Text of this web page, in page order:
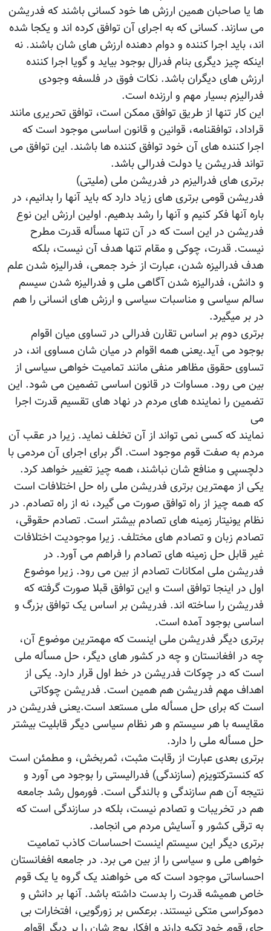
ها یا صاحبان همین ارزش ها خود کسانی باشند که فدریشن
می سازند. کسانی که به اجرای آن توافق کرده اند و یکجا شده
اند، باید اجرا کننده و دوام دهنده ارزش های شان باشند. نه
اینکه چیز دیگری بنام فدرال بوجود بیاید و گویا اجرا کننده
ارزش های دیگران باشد. نکات فوق در فلسفه وجودی
فدرالیزم بسیار مهم و ارزنده است.
این کار تنها از طریق توافق ممکن است، توافق تحریری مانند
قراداد، توافقنامه، قوانین و قانون اساسی موجود است که
اجرا کننده های آن خود توافق کننده ها باشند. این توافق می
تواند فدریشن یا دولت فدرالی باشد.
برتری های فدرالیزم در فدریشن ملی (ملیتی)
فدریشن قومی برتری های زیاد دارد که باید آنها را بدانیم، در
باره آنها فکر کنیم و آنها را رشد بدهیم. اولین ارزش این نوع
فدریشن در این است که در آن تنها مسأله قدرت مطرح
نیست. قدرت، چوکی و مقام تنها هدف آن نیست، بلکه
هدف فدرالیزه شدن، عبارت از خرد جمعی، فدرالیزه شدن علم
و دانش، فدرالیزه شدن آگاهی ملی و فدرالیزه شدن سیسم
سالم سیاسی و مناسبات سیاسی و ارزش های انسانی را هم
در بر میگیرد.
برتری دوم بر اساس تقارن فدرالی در تساوی میان اقوام
بوجود می آید.یعنی همه اقوام در میان شان مساوی اند، در
تساوی حقوق مظاهر منفی مانند تمامیت خواهی سیاسی از
بین می رود. مساوات در قانون اساسی تضمین می شود. این
تضمین را نماینده های مردم در نهاد های تقسیم قدرت اجرا
می
نمایند که کسی نمی تواند از آن تخلف نماید. زیرا در عقب آن
مردم به صفت قوم موجود است. اگر برای اجرای آن مردمی با
دلچسپی و منافع شان نباشند، همه چیز تغییر خواهد کرد.
یکی از مهمترین برتری فدریشن ملی راه حل اختلافات است
که همه چیز از راه توافق صورت می گیرد، نه از راه تصادم. در
نظام یونیتار زمینه های تصادم بیشتر است. تصادم حقوقی،
تصادم زبان و تصادم های مختلف. زیرا موجودیت اختلافات
غیر قابل حل زمینه های تصادم را فراهم می آورد. در
فدریشن ملی امکانات تصادم از بین می رود. زیرا موضوع
اول در اینجا توافق است و این توافق قبلا صورت گرفته که
فدریشن را ساخته اند. فدریشن بر اساس یک توافق بزرگ و
اساسی بوجود آمده است.
برتری دیگر فدریشن ملی اینست که مهمترین موضوع آن،
چه در افغانستان و چه در کشور های دیگر، حل مسأله ملی
است که در چوکات فدریشن در خط اول قرار دارد. یکی از
اهداف مهم فدریشن هم همین است. فدریشن چوکاتی
است که برای حل مسأله ملی مستعد است.یعنی فدریشن در
مقایسه با هر سیستم و هر نظام سیاسی دیگر قابلیت بیشتر
حل مسأله ملی را دارد.
برتری بعدی عبارت از رقابت مثبت، ثمربخش، و مطمئن است
که کنسترکتویزم (سازندگی) فدرالیستی را بوجود می آورد و
نتیجه آن هم سازندگی و بالندگی است. فورمول رشد جامعه
هم در تخریبات و تصادم نیست، بلکه در سازندگی است که
به ترقی کشور و آسایش مردم می انجامد.
برتری دیگر این سیستم اینست احساسات کاذب تمامیت
خواهی ملی و سیاسی را از بین می برد. در جامعه افغانستان
احساساتی موجود است که می خواهند یک گروه یا یک قوم
خاص همیشه قدرت را بدست داشته باشد. آنها بر دانش و
دموکراسی متکی نیستند. برعکس بر زورگویی، افتخارات بی